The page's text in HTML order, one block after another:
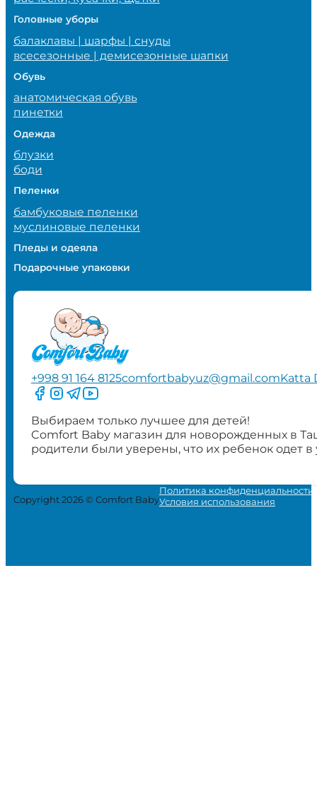
Головные уборы
балаклавы | шарфы | снуды
всесезонные | демисезонные шапки
Обувь
анатомическая обувь
пинетки
Одежда
блузки
боди
Пеленки
бамбуковые пеленки
муслиновые пеленки
Пледы и одеяла
Подарочные упаковки
+998 91 164 8125comfortbabyuz@gmail.comKatta
Следите за нами на Facebook
Следите за нами в Instagram
Следите за нами в Telegram
Следите за нами в YouTube
Выбираем только лучшее для детей!
Comfort Baby магазин для новорожденных в
родители были уверены, что их ребенок одет
Copyright 2026 © Comfort Baby
Политика конфиденциальности
Условия использования